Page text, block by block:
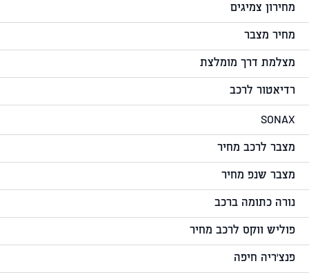
מחירון צמיגים
מחיר מצבר
מצלמת דרך מומלצת
רדיאטור לרכב
SONAX
מצבר לרכב מחיר
מצבר שנפ מחיר
נורה כתומה ברכב
פוליש ווקס לרכב מחיר
פנצ'ריה חיפה